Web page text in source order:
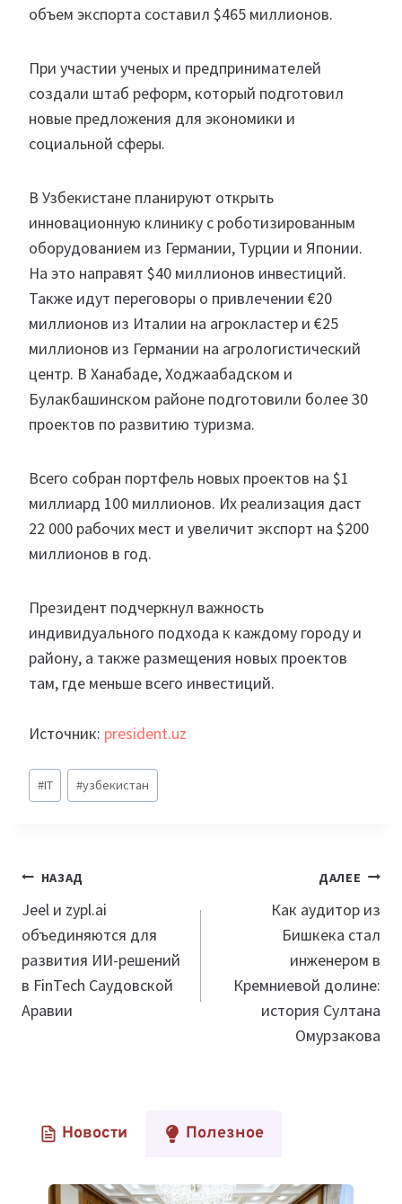
объем экспорта составил $465 миллионов.
При участии ученых и предпринимателей
создали штаб реформ, который подготовил
новые предложения для экономики и
социальной сферы.
В Узбекистане планируют открыть
инновационную клинику с роботизированным
оборудованием из Германии, Турции и Японии.
На это направят $40 миллионов инвестиций.
Также идут переговоры о привлечении €20
миллионов из Италии на агрокластер и €25
миллионов из Германии на агрологистический
центр. В Ханабаде, Ходжаабадском и
Булакбашинском районе подготовили более 30
проектов по развитию туризма.
Всего собран портфель новых проектов на $1
миллиард 100 миллионов. Их реализация даст
22 000 рабочих мест и увеличит экспорт на $200
миллионов в год.
Президент подчеркнул важность
индивидуального подхода к каждому городу и
району, а также размещения новых проектов
там, где меньше всего инвестиций.
Источник: president.uz
Метки
записи:
#IT #узбекистан
Навигация
по
записям
НАЗАД
Jeel и zypl.ai
объединяются для
развития ИИ-решений
в FinTech Саудовской
Аравии
ДАЛЕЕ
Как аудитор из
Бишкека стал
инженером в
Кремниевой долине:
история Султана
Омурзакова
Новости Полезное